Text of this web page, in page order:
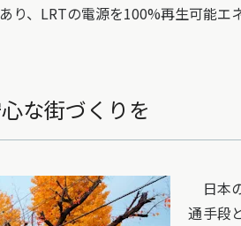
り、LRTの電源を100%再生可能エ
な街づくりを
日本
通手段